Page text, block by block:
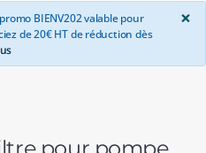
BIENV202 valable pour
de 20€ HT de réduction dès
×